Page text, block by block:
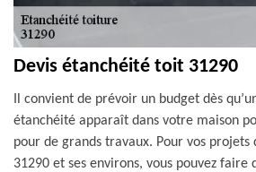
Devis étanchéité toit 31290
Il convient de prévoir un budget dès
étanchéité apparaît dans votre maison
pour de grands travaux. Pour vos projets
31290 et ses environs, vous pouvez faire